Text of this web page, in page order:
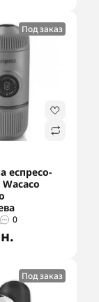
Под заказ
еспресо-
0
Под заказ